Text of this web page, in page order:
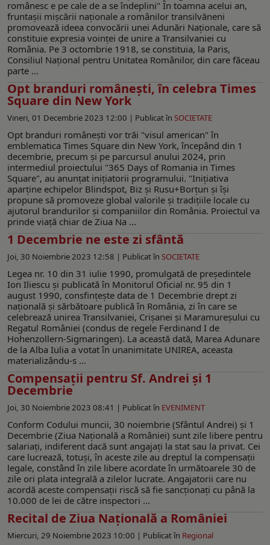
românesc e pe cale de a se îndeplini" În toamna acelui an,
fruntașii mișcării naționale a românilor transilvăneni
promovează ideea convocării unei Adunări Naționale, care să
constituie expresia voinței de unire a Transilvaniei cu
România. Pe 3 octombrie 1918, se constituia, la Paris,
Consiliul Național pentru Unitatea Românilor, din care făceau
parte ...
Opt branduri românești, în celebra Times
Square din New York
Vineri, 01 Decembrie 2023 12:00 | Publicat în SOCIETATE
Opt branduri româneşti vor trăi "visul american" în
emblematica Times Square din New York, începând din 1
decembrie, precum şi pe parcursul anului 2024, prin
intermediul proiectului "365 Days of Romania in Times
Square", au anunţat iniţiatorii programului. "Iniţiativa
aparţine echipelor Blindspot, Biz şi Rusu+Borţun şi îşi
propune să promoveze global valorile şi tradiţiile locale cu
ajutorul brandurilor şi companiilor din România. Proiectul va
prinde viaţă chiar de Ziua Na ...
1 Decembrie ne este zi sfântă
Joi, 30 Noiembrie 2023 12:58 | Publicat în SOCIETATE
Legea nr. 10 din 31 iulie 1990, promulgată de președintele
Ion Iliescu și publicată în Monitorul Oficial nr. 95 din 1
august 1990, consfințește data de 1 Decembrie drept zi
națională și sărbătoare publică în România, zi în care se
celebrează unirea Transilvaniei, Crişanei şi Maramureşului cu
Regatul României (condus de regele Ferdinand I de
Hohenzollern-Sigmaringen). La această dată, Marea Adunare
de la Alba Iulia a votat în unanimitate UNIREA, aceasta
materializându-s ...
Compensații pentru Sf. Andrei și 1
Decembrie
Joi, 30 Noiembrie 2023 08:41 | Publicat în EVENIMENT
Conform Codului muncii, 30 noiembrie (Sfântul Andrei) și 1
Decembrie (Ziua Națională a României) sunt zile libere pentru
salariați, indiferent dacă sunt angajați la stat sau la privat. Cei
care lucrează, totuși, în aceste zile au dreptul la compensații
legale, constând în zile libere acordate în următoarele 30 de
zile ori plata integrală a zilelor lucrate. Angajatorii care nu
acordă aceste compensații riscă să fie sancționați cu până la
10.000 de lei de către inspectori ...
Recital de Ziua Națională a României
Miercuri, 29 Noiembrie 2023 10:00 | Publicat în Regional